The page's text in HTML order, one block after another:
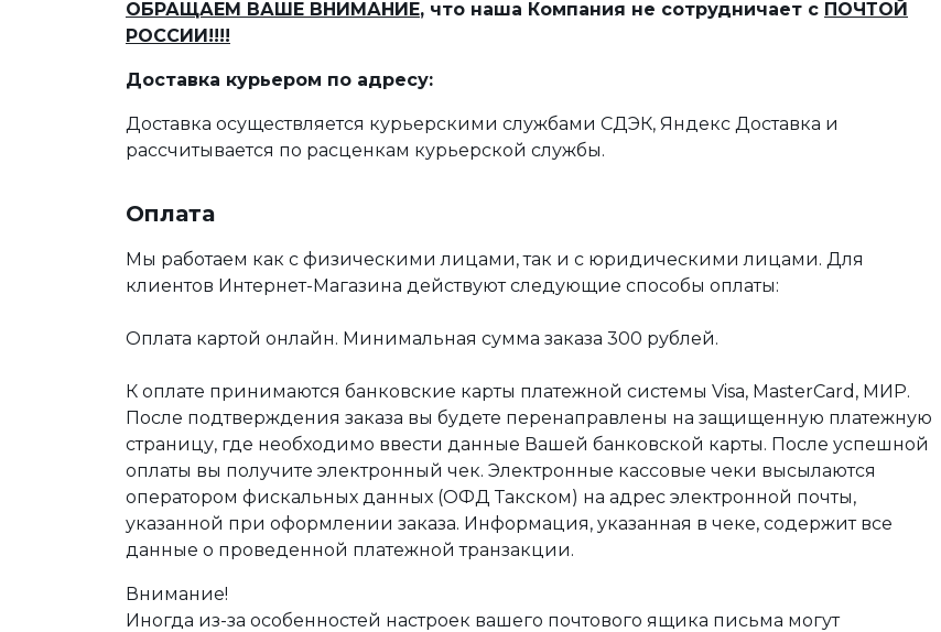
ОБРАЩАЕМ ВАШЕ ВНИМАНИЕ, что наша Компания не сотрудничает с ПОЧТОЙ
РОССИИ!!!!
Доставка курьером по адресу:
Доставка осуществляется курьерскими службами СДЭК, Яндекс Доставка и
рассчитывается по расценкам курьерской службы.
Оплата
Мы работаем как с физическими лицами, так и с юридическими лицами. Для
клиентов Интернет-Магазина действуют следующие способы оплаты:
Оплата картой онлайн. Минимальная сумма заказа 300 рублей.
К оплате принимаются банковские карты платежной системы Visa, MasterCard, МИР.
После подтверждения заказа вы будете перенаправлены на защищенную платежную
страницу, где необходимо ввести данные Вашей банковской карты. После успешной
оплаты вы получите электронный чек. Электронные кассовые чеки высылаются
оператором фискальных данных (ОФД Такском) на адрес электронной почты,
указанной при оформлении заказа. Информация, указанная в чеке, содержит все
данные о проведенной платежной транзакции.
Внимание!
Иногда из-за особенностей настроек вашего почтового ящика письма могут